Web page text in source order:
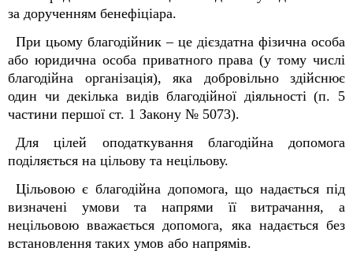
за дорученням бенефіціара.
При цьому благодійник – це дієздатна фізична особа
або юридична особа приватного права (у тому числі
благодійна організація), яка добровільно здійснює
один чи декілька видів благодійної діяльності (п. 5
частини першої ст. 1 Закону № 5073).
Для цілей оподаткування благодійна допомога
поділяється на цільову та нецільову.
Цільовою є благодійна допомога, що надається під
визначені умови та напрями її витрачання, а
нецільовою вважається допомога, яка надається без
встановлення таких умов або напрямів.